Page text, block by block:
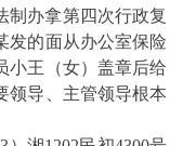
制办拿第四次行政复
发的面从办公室保险
小王（女）盖章后给
领导、主管领导根本